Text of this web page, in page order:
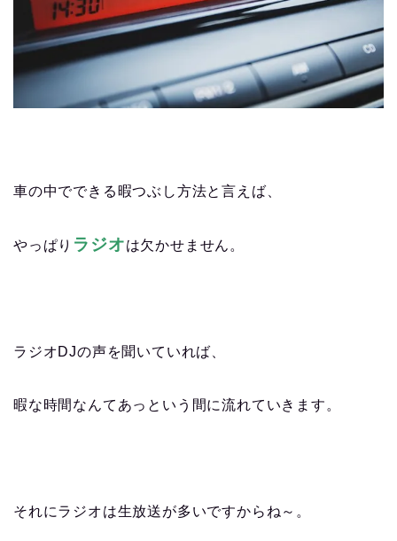
車の中でできる暇つぶし方法と言えば、
やっぱり ラジオは欠かせません。
ラジオDJの声を聞いていれば、
暇な時間なんてあっという間に流れていきます。
それにラジオは生放送が多いですからね～。